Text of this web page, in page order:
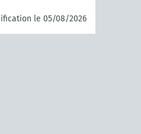
le 05/08/2026